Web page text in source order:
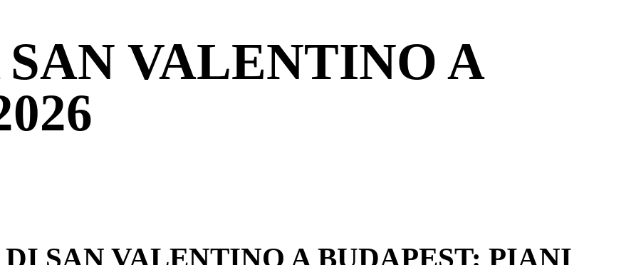
VALENTINO A
SAN VALENTINO A BUDAPEST: PIANI